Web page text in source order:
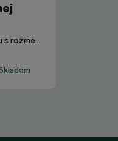
Iba pre registračnú značku s rozmermi 520 mm x 110 mm.